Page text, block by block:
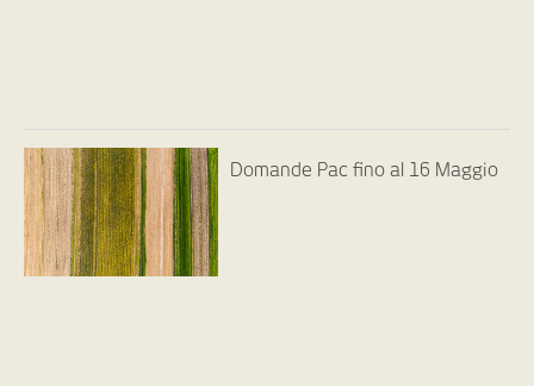
Domande Pac fino al 16 Maggio